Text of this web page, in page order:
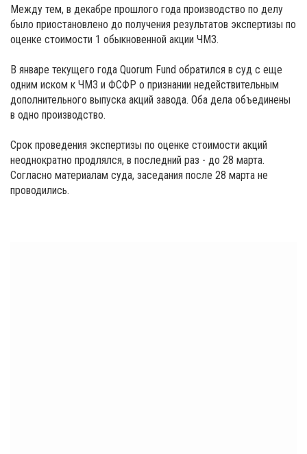
Между тем, в декабре прошлого года производство по делу
было приостановлено до получения результатов экспертизы по
оценке стоимости 1 обыкновенной акции ЧМЗ.
В январе текущего года Quorum Fund обратился в суд с еще
одним иском к ЧМЗ и ФСФР о признании недействительным
дополнительного выпуска акций завода. Оба дела объединены
в одно производство.
Срок проведения экспертизы по оценке стоимости акций
неоднократно продлялся, в последний раз - до 28 марта.
Согласно материалам суда, заседания после 28 марта не
проводились.